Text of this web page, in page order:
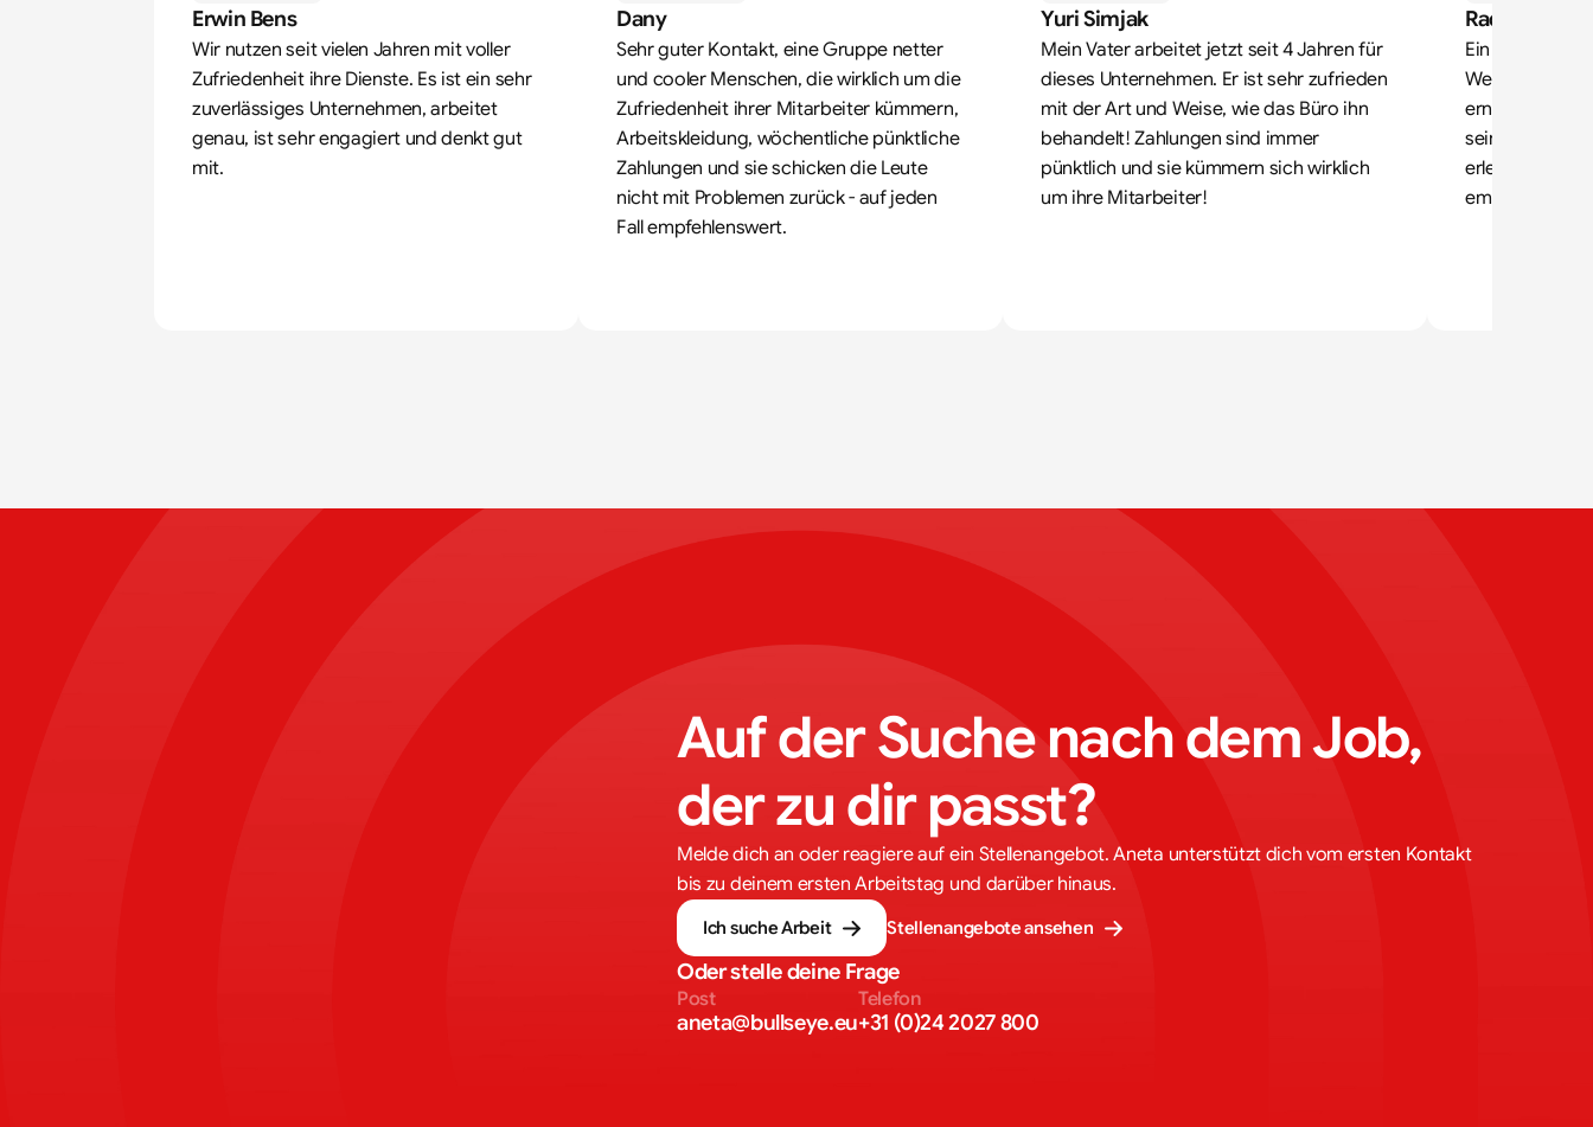
Erwin Bens
Wir nutzen seit vielen Jahren mit voller
Zufriedenheit ihre Dienste. Es ist ein sehr
zuverlässiges Unternehmen, arbeitet
genau, ist sehr engagiert und denkt gut
mit.
Dany
Sehr guter Kontakt, eine Gruppe netter
und cooler Menschen, die wirklich um die
Zufriedenheit ihrer Mitarbeiter kümmern,
Arbeitskleidung, wöchentliche pünktliche
Zahlungen und sie schicken die Leute
nicht mit Problemen zurück - auf jeden
Fall empfehlenswert.
Yuri Simjak
Mein Vater arbeitet jetzt seit 4 Jahren für
dieses Unternehmen. Er ist sehr zufrieden
mit der Art und Weise, wie das Büro ihn
behandelt! Zahlungen sind immer
pünktlich und sie kümmern sich wirklich
um ihre Mitarbeiter!
Radek
Ein sehr gutes
Wenn jemand,
ernst nimmt,
sein Bestes.
erledigt. Ich
empfehlen.
Auf der Suche nach dem Job,
der zu dir passt?
Melde dich an oder reagiere auf ein Stellenangebot. Aneta unterstützt dich vom ersten Kontakt
bis zu deinem ersten Arbeitstag und darüber hinaus.
Ich suche Arbeit Stellenangebote ansehen
Oder stelle deine Frage
Post
aneta@bullseye.eu
Telefon
+31 (0)24 2027 800